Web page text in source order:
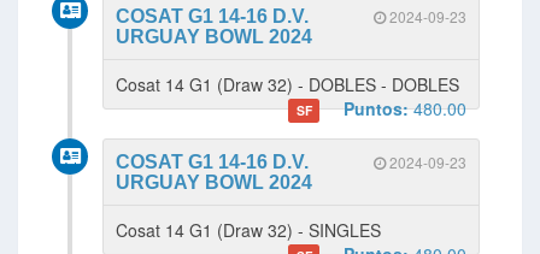
2024-09-23
COSAT G1 14-16 D.V.
URGUAY BOWL 2024
Cosat 14 G1 (Draw 32) - DOBLES - DOBLES
SF Puntos:480.00
2024-09-23
COSAT G1 14-16 D.V.
URGUAY BOWL 2024
Cosat 14 G1 (Draw 32) - SINGLES